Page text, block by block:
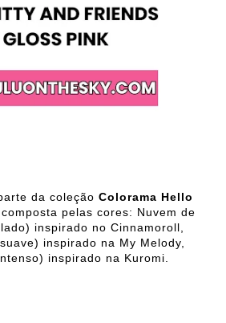
da coleção Colorama Hello
composta pelas cores: Nuvem de
inspirado no Cinnamoroll,
inspirado na My Melody,
inspirado na Kuromi.